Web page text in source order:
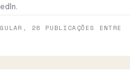
26 PUBLICAÇÕES ENTRE